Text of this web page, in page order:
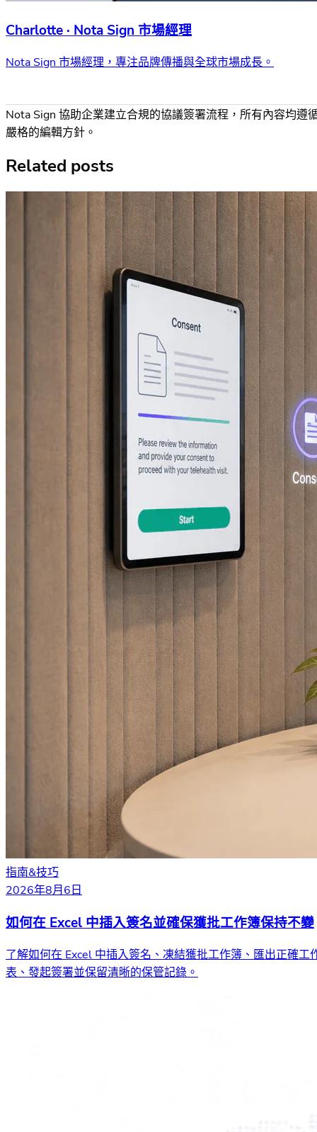
Charlotte · Nota Sign 市場經理
Nota Sign 市場經理，專注品牌傳播與全球市場成長。
Nota Sign 協助企業建立合規的協議簽署流程，所有內容均遵
嚴格的編輯方針。
Related posts
指南&技巧
2026年8月6日
如何在 Excel 中插入簽名並確保獲批工作簿保持不變
了解如何在 Excel 中插入簽名、凍結獲批工作簿、匯出正確工
表、發起簽署並保留清晰的保管記錄。